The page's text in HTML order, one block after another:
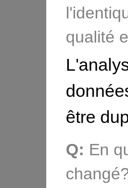
qualité
être
Q: En